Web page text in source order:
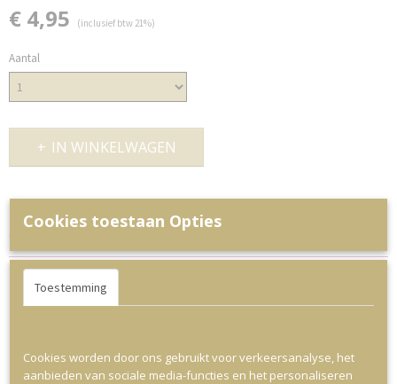
€ 4,95 (inclusief btw 21%)
Aantal
IN WINKELWAGEN
Omschrijving
Cookies toestaan Opties
Toestemming
Cookies worden door ons gebruikt voor verkeersanalyse, het
aanbieden van sociale media-functies en het personaliseren